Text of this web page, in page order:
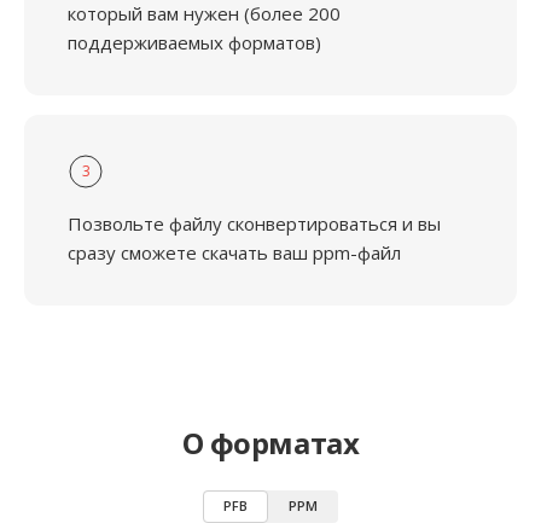
который вам нужен (более 200
поддерживаемых форматов)
3
Позвольте файлу сконвертироваться и вы
сразу сможете скачать ваш ppm-файл
О форматах
PFB PPM